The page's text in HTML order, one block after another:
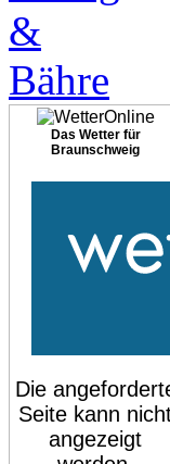
Das Wetter für
Braunschweig